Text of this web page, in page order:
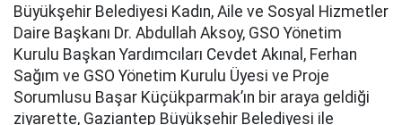
Büyükşehir Belediyesi Kadın, Aile ve Sosyal Hizmetler
Daire Başkanı Dr. Abdullah Aksoy, GSO Yönetim
Kurulu Başkan Yardımcıları Cevdet Akınal, Ferhan
Sağım ve GSO Yönetim Kurulu Üyesi ve Proje
Sorumlusu Başar Küçükparmak’ın bir araya geldiği
ziyarette, Gaziantep Büyükşehir Belediyesi ile